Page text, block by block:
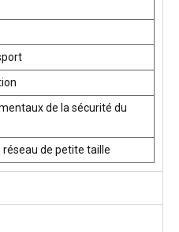
de la sécurité du
réseau de petite taille